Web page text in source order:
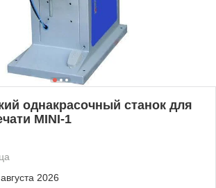
однакрасочный станок для
MINI-1
2026